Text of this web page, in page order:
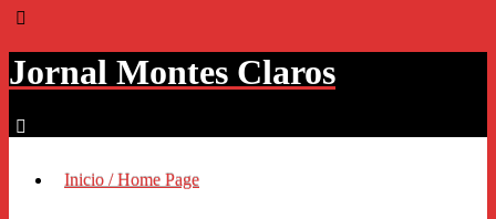
Jornal Montes Claros
Inicio / Home Page